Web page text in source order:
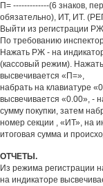
П= -------------(6 знаков,
обязательно), ИТ, ИТ.
Выйти из регистрации
По требованию
Нажать РЖ - на
(кассовый режим).
высвечивается «П=»,
набрать на клавиатуре
высвечивается «0.00», -
сумму покупки, затем
номер секции , «ИТ», на
итоговая сумма и
ОТЧЕТЫ.
Из режима регистрации
на индикаторе